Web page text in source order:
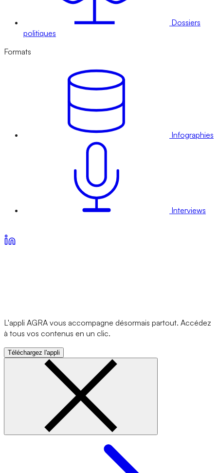
Dossiers
politiques
Formats
Infographies
Interviews
L'appli AGRA vous accompagne désormais partout. Accédez
à tous vos contenus en un clic.
Téléchargez l'appli